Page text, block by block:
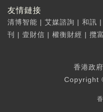
友情鏈接
清博智能 | 艾媒諮詢 | 和訊 |
刊
| 壹財信 | 權衡財經 | 攬
香港政
Copyright